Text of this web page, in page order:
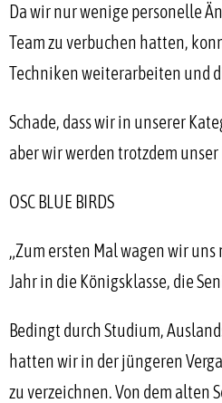
Da wir nur wenige personelle
Team zu verbuchen hatten,
Techniken weiterarbeiten und
Schade, dass wir in unserer
aber wir werden trotzdem unser
OSC BLUE BIRDS
„Zum ersten Mal wagen wir
Jahr in die Königsklasse, die
Bedingt durch Studium,
hatten wir in der jüngeren
zu verzeichnen. Von dem alten